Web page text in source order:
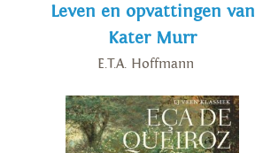
Leven en opvattingen van
Kater Murr
E.T.A. Hoffmann